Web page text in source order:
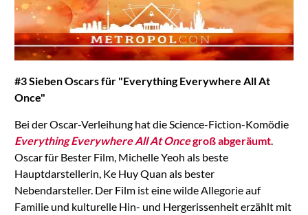
#3 Sieben Oscars für "Everything Everywhere All At
Once"
Bei der Oscar-Verleihung hat die Science-Fiction-Komödie
Everything Everywhere All At Oncegroß abgeräumt.
Oscar für Bester Film, Michelle Yeoh als beste
Hauptdarstellerin, Ke Huy Quan als bester
Nebendarsteller. Der Film ist eine wilde Allegorie auf
Familie und kulturelle Hin- und Hergerissenheit erzählt mit